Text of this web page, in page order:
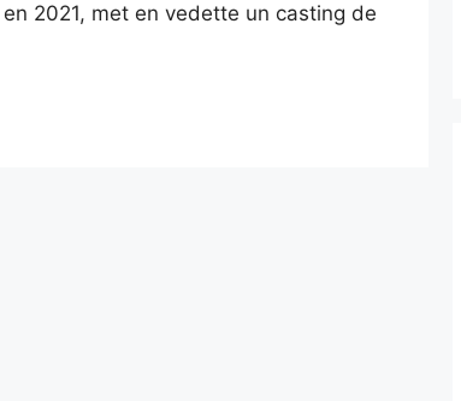
2021, met en vedette un casting de